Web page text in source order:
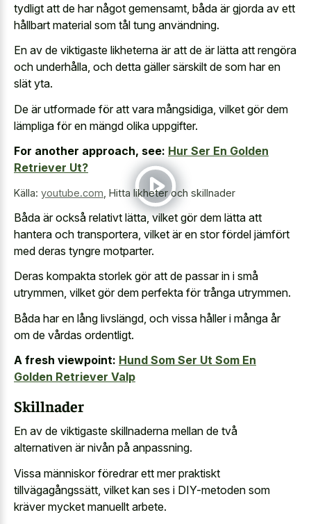
tydligt att de har något gemensamt, båda är gjorda av ett
hållbart material som tål tung användning.
En av de viktigaste likheterna är att de är lätta att rengöra
och underhålla, och detta gäller särskilt de som har en
slät yta.
De är utformade för att vara mångsidiga, vilket gör dem
lämpliga för en mängd olika uppgifter.
For another approach, see: Hur Ser En Golden
Retriever Ut?
Källa: youtube.com Hitta likheter och skillnader
Båda är också relativt lätta, vilket gör dem lätta att
hantera och transportera, vilket är en stor fördel jämfört
med deras tyngre motparter.
Deras kompakta storlek gör att de passar in i små
utrymmen, vilket gör dem perfekta för trånga utrymmen.
Båda har en lång livslängd, och vissa håller i många år
om de vårdas ordentligt.
A fresh viewpoint: Hund Som Ser Ut Som En
Golden Retriever Valp
Skillnader
En av de viktigaste skillnaderna mellan de två
alternativen är nivån på anpassning.
Vissa människor föredrar ett mer praktiskt
tillvägagångssätt, vilket kan ses i DIY-metoden som
kräver mycket manuellt arbete.